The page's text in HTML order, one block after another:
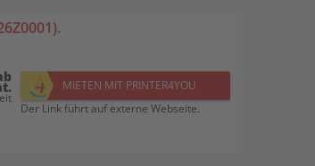
MIETEN MIT PRINTER4YOU
Der Link führt auf externe Webseite.